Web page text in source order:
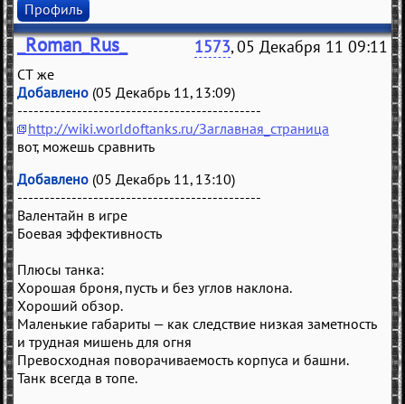
Профиль
_Roman_Rus_ 1573, 05 Декабря 11 09:11
СТ же
Добавлено (05 Декабрь 11, 13:09)
---------------------------------------------
http://wiki.worldoftanks.ru/Заглавная_страница
вот, можешь сравнить
Добавлено (05 Декабрь 11, 13:10)
---------------------------------------------
Валентайн в игре
Боевая эффективность
Плюсы танка:
Хорошая броня, пусть и без углов наклона.
Хороший обзор.
Маленькие габариты — как следствие низкая заметность
и трудная мишень для огня
Превосходная поворачиваемость корпуса и башни.
Танк всегда в топе.